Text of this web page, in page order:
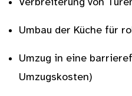
Umbau der Küche für
Umzug in eine
Umzugskosten)